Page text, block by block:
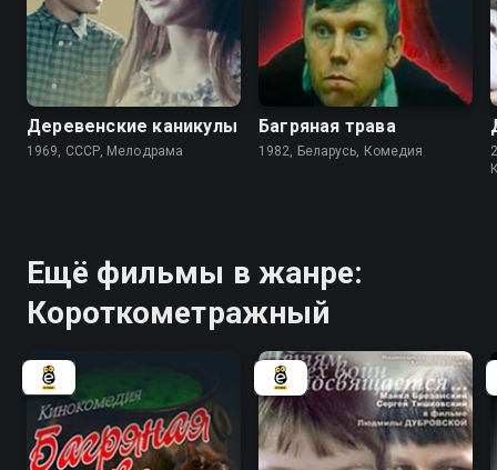
Деревенские каникулы
1969, СССР, Мелодрама
Багряная трава
1982, Беларусь, Комедия
Ещё фильмы в жанре:
Короткометражный